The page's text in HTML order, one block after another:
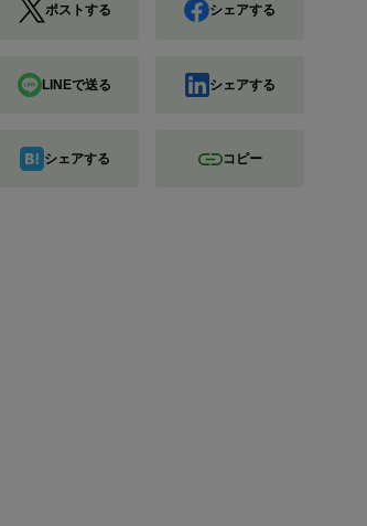
ポストする シェアする
LINEで送る シェアする
シェアする コピー